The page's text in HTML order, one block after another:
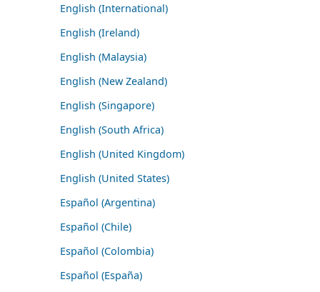
English (International)
English (Ireland)
English (Malaysia)
English (New Zealand)
English (Singapore)
English (South Africa)
English (United Kingdom)
English (United States)
Español (Argentina)
Español (Chile)
Español (Colombia)
Español (España)